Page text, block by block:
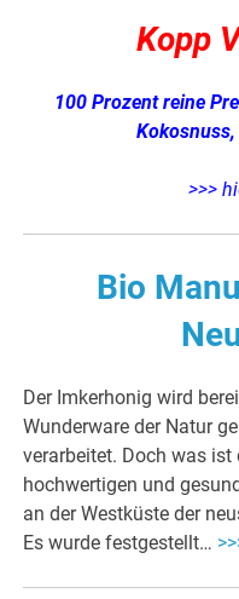
Kopp
100 Prozent reine
>>>
Bio
Der Imkerhonig wird
Wunderware der Natur
verarbeitet. Doch was ist
hochwertigen und
an der Westküste der
Es wurde festgestellt…